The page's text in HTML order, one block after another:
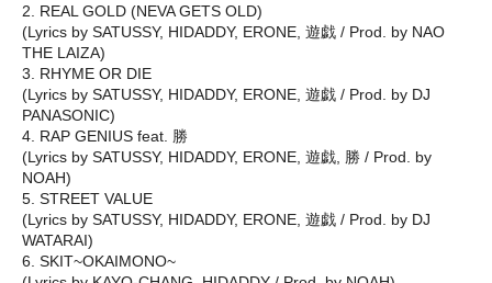
2. REAL GOLD (NEVA GETS OLD)
(Lyrics by SATUSSY, HIDADDY, ERONE, 遊戯 / Prod. by NAO
THE LAIZA)
3. RHYME OR DIE
(Lyrics by SATUSSY, HIDADDY, ERONE, 遊戯 / Prod. by DJ
PANASONIC)
4. RAP GENIUS feat. 勝
(Lyrics by SATUSSY, HIDADDY, ERONE, 遊戯, 勝 / Prod. by
NOAH)
5. STREET VALUE
(Lyrics by SATUSSY, HIDADDY, ERONE, 遊戯 / Prod. by DJ
WATARAI)
6. SKIT~OKAIMONO~